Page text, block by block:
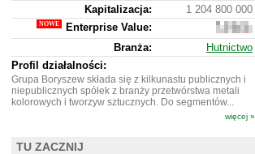
Kapitalizacja:
1 204 800 000
Enterprise Value:
240
732
Branża:
Hutnictwo
Profil działalności:
Grupa Boryszew składa się z kilkunastu publicznych i
niepublicznych spółek z branży przetwórstwa metali
kolorowych i tworzyw sztucznych. Do segmentów...
więcej »
TU ZACZNIJ